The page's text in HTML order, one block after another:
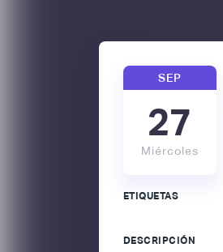
SEP
27
Miércoles
ETIQUETAS
DESCRIPCIÓN